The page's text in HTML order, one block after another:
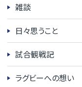
雑談
日々思うこと
試合観戦記
ラグビーへの想い